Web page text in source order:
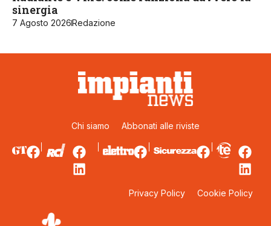
sinergia
7 Agosto 2026Redazione
Chi siamo Abbonati alle riviste
Privacy Policy Cookie Policy